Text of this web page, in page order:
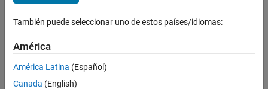
También puede seleccionar uno de estos países/idiomas:
América
América Latina (Español)
Canada (English)